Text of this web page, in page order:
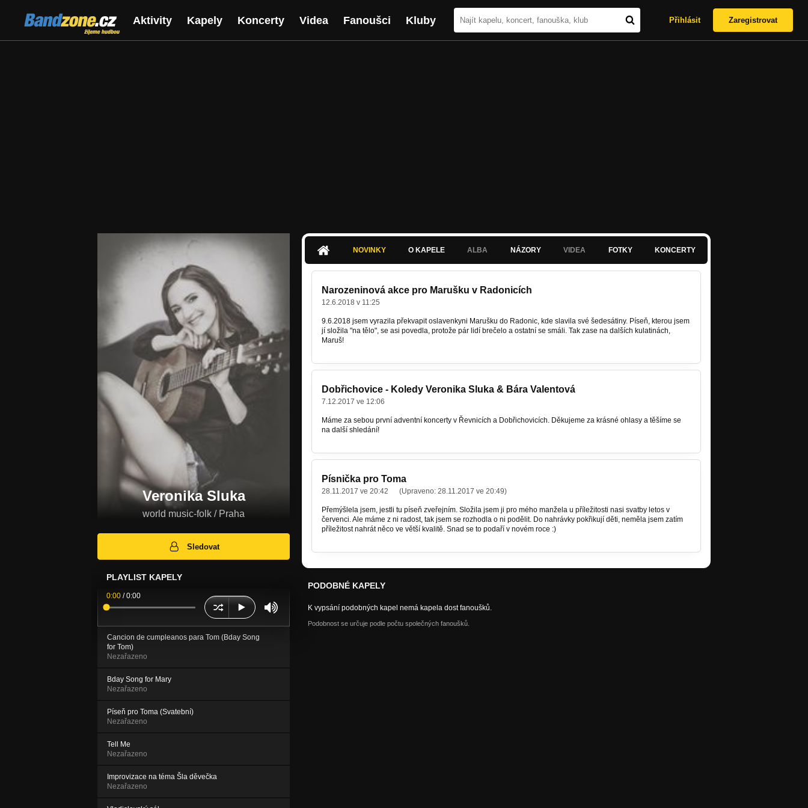
Bandzone.cz
žijeme hudbou
Aktivity Kapely Koncerty Videa Fanoušci Kluby Přihlásit Zaregistrovat
Veronika Sluka
world music-folk / Praha
Sledovat
PLAYLIST KAPELY
0:00 /0:00
Cancion de cumpleanos para Tom (Bday Song
for Tom)
Nezařazeno
Bday Song for Mary
Nezařazeno
Píseň pro Toma (Svatební)
Nezařazeno
Tell Me
Nezařazeno
Improvizace na téma Šla děvečka
Nezařazeno
NOVINKY O KAPELE ALBA NÁZORY VIDEA FOTKY KONCERTY
Narozeninová akce pro Marušku v Radonicích
12.6.2018 v 11:25
9.6.2018 jsem vyrazila překvapit oslavenkyni Marušku do Radonic, kde slavila své šedesátiny. Píseň, kterou jsem
jí složila "na tělo", se asi povedla, protože pár lidí brečelo a ostatní se smáli. Tak zase na dalších kulatinách,
Maruš!
Dobřichovice - Koledy Veronika Sluka & Bára Valentová
7.12.2017 ve 12:06
Máme za sebou první adventní koncerty v Řevnicích a Dobřichovicích. Děkujeme za krásné ohlasy a těšíme se
na další shledání!
Písnička pro Toma
28.11.2017 ve 20:42 (Upraveno: 28.11.2017 ve 20:49)
Přemýšlela jsem, jestli tu píseň zveřejním. Složila jsem ji pro mého manžela u příležitosti nasi svatby letos v
červenci. Ale máme z ni radost, tak jsem se rozhodla o ni podělit. Do nahrávky pokřikují děti, neměla jsem zatím
příležitost nahrát něco ve větší kvalitě. Snad se to podaří v novém roce :)
PODOBNÉ KAPELY
K vypsání podobných kapel nemá kapela dost fanoušků.
Podobnost se určuje podle počtu společných fanoušků.